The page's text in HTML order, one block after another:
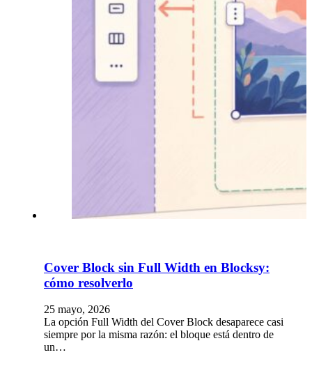
Cover Block sin Full Width en Blocksy:
cómo resolverlo
25 mayo, 2026
La opción Full Width del Cover Block desaparece casi
siempre por la misma razón: el bloque está dentro de
un…